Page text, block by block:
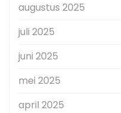
augustus 2025
juli 2025
juni 2025
mei 2025
april 2025